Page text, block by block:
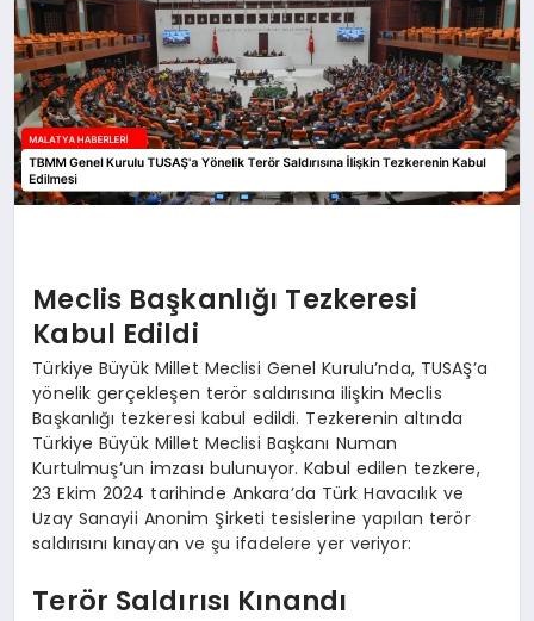
SIYASET
SPOR
TEKNOLOJI
Meclis Başkanlığı Tezkeresi
Kabul Edildi
Türkiye Büyük Millet Meclisi Genel Kurulu’nda, TUSAŞ’a
yönelik gerçekleşen terör saldırısına ilişkin Meclis
Başkanlığı tezkeresi kabul edildi. Tezkerenin altında
Türkiye Büyük Millet Meclisi Başkanı Numan
Kurtulmuş’un imzası bulunuyor. Kabul edilen tezkere,
23 Ekim 2024 tarihinde Ankara’da Türk Havacılık ve
Uzay Sanayii Anonim Şirketi tesislerine yapılan terör
saldırısını kınayan ve şu ifadelere yer veriyor:
Terör Saldırısı Kınandı